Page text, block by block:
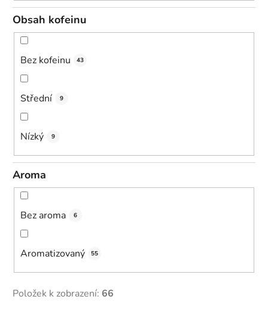
Obsah kofeinu
Bez kofeinu 43
Střední 9
Nízký 9
Aroma
Bez aroma 6
Aromatizovaný 55
Položek k zobrazení: 66